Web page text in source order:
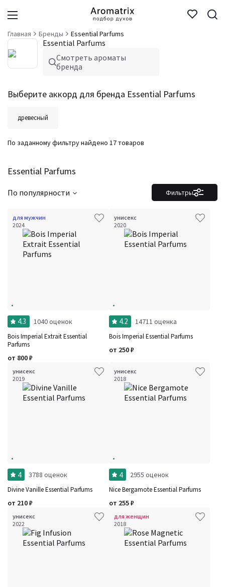
Главная Бренды Essential Parfums
Essential Parfums
Смотреть ароматы
бренда
Выберите аккорд для бренда Essential Parfums
древесный
Essential Parfums
По заданному фильтру найдено 17 товаров
Фильтры
По популярности
для мужчин
2024
4.3 1040 оценок
Bois Imperial Extrait Essential
Parfums
от 800₽
унисекс
2020
4.2 14711 оценка
Bois Imperial Essential Parfums
от 250₽
унисекс
2019
4 3788 оценок
Divine Vanille Essential Parfums
от 210₽
унисекс
2018
4 2955 оценок
Nice Bergamote Essential Parfums
от 255₽
унисекс
2022
для женщин
2018